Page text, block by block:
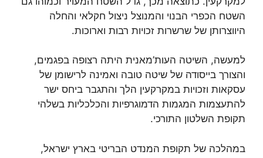
השטח הכפרי הבנוי והמנוצל ניצול חקלאי והחלה
היווצרותן של שרשרות זכויות רבות וארוכות.
למעשה, השיטה העות’מאנית היתה רצופה בפגמים,
והצורך בייסודה של שיטה טובה ואמינה לרישומן של
עסקאות וזכויות במקרקעין הלך והתגבר ביחס ישר
להתעצמות המגמות הדמוגרפיות והכלכליות בשלהי
תקופת השלטון התורכי.
במהלכה של תקופת המנדט הבריטי בארץ ישראל,